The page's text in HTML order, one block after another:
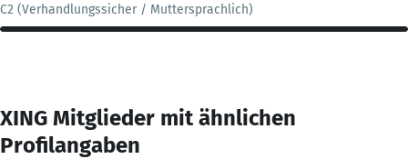
C2 (Verhandlungssicher / Muttersprachlich)
XING Mitglieder mit ähnlichen
Profilangaben